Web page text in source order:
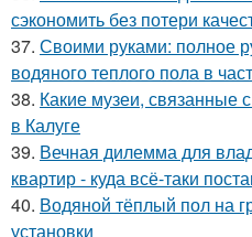
сэкономить без потери
37. Своими руками: полное
водяного теплого пола в
38. Какие музеи, связанные
в Калуге
39. Вечная дилемма для
квартир - куда всё-таки
40. Водяной тёплый пол на
установки